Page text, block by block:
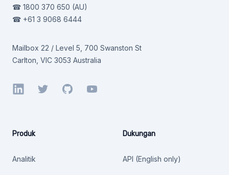
☎ 1800 370 650 (AU)
☎ +61 3 9068 6444
Mailbox 22 / Level 5, 700 Swanston St
Carlton, VIC 3053 Australia
LinkedInTwitterGitHubYouTube
Produk
Analitik
Dukungan
API (English only)